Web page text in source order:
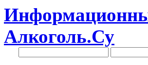
Алкоголь.Су